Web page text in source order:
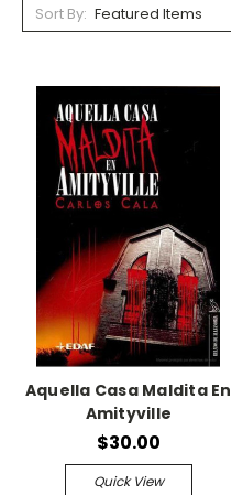
Sort By:
Aquella Casa Maldita En
Amityville
$30.00
Quick View